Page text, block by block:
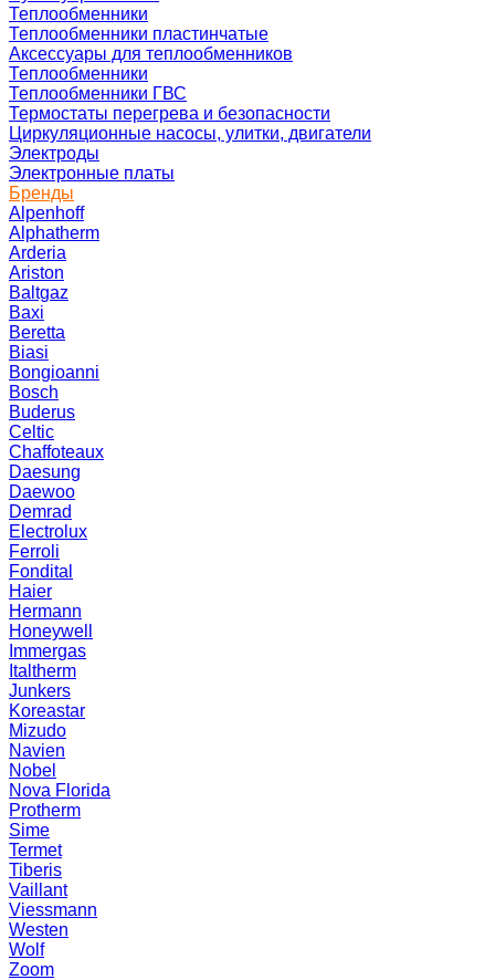
Теплообменники
Теплообменники пластинчатые
Аксессуары для теплообменников
Теплообменники
Теплообменники ГВС
Термостаты перегрева и безопасности
Циркуляционные насосы, улитки, двигатели
Электроды
Электронные платы
Бренды
Alpenhoff
Alphatherm
Arderia
Ariston
Baltgaz
Baxi
Beretta
Biasi
Bongioanni
Bosch
Buderus
Celtic
Chaffoteaux
Daesung
Daewoo
Demrad
Electrolux
Ferroli
Fondital
Haier
Hermann
Honeywell
Immergas
Italtherm
Junkers
Koreastar
Mizudо
Navien
Nobel
Nova Florida
Protherm
Sime
Termet
Tiberis
Vaillant
Viessmann
Westen
Wolf
Zoom